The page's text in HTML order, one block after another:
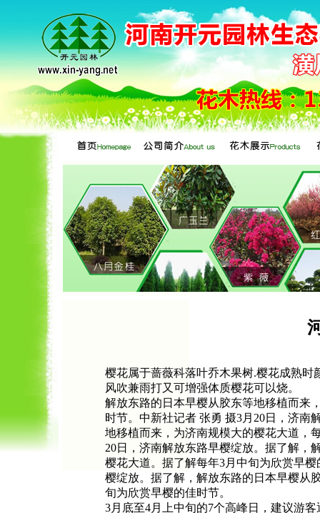
樱花属于蔷薇科落叶乔木果树.樱花成熟
风吹兼雨打又可增强体质樱花可以烧。
解放东路的日本早樱从胶东等地移植而来
时节。中新社记者 张勇 摄3月20日，济南
地移植而来，为济南规模大的樱花大道，
20日，济南解放东路早樱绽放。据了解，
樱花大道。据了解每年3月中旬为欣赏早
樱绽放。据了解，解放东路的日本早樱从
旬为欣赏早樱的佳时节。
3月底至4月上中旬的7个高峰日，建议游